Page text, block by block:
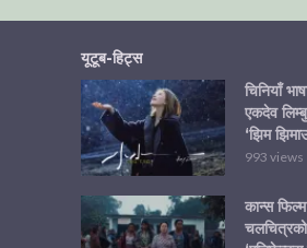
यूटूब-हिट्स
चिनियाँ
एकदेव
‘झिम
993 views
कान्स